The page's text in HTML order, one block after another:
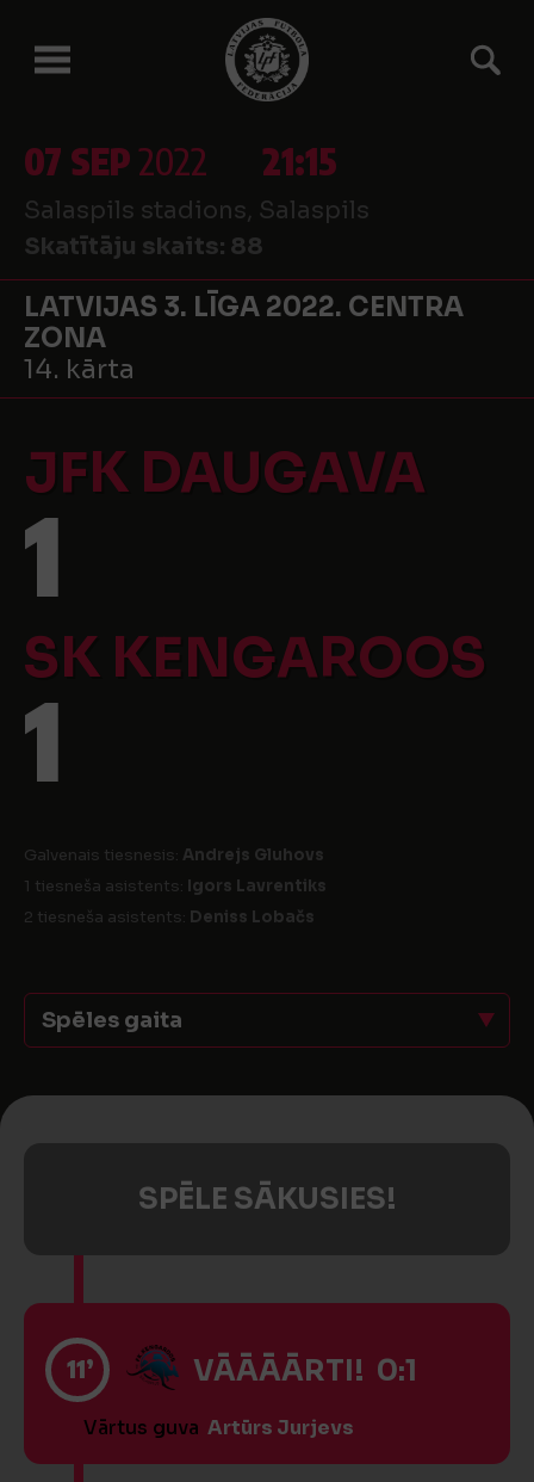
07 SEP2022 21:15
Salaspils stadions, Salaspils
Skatītāju skaits: 88
LATVIJAS 3. LĪGA 2022. CENTRA
ZONA
14. kārta
JFK DAUGAVA
1
SK KENGAROOS
1
Galvenais tiesnesis: Andrejs Gluhovs
1 tiesneša asistents: Igors Lavrentiks
2 tiesneša asistents: Deniss Lobačs
Spēles gaita
SPĒLE SĀKUSIES!
11’ VĀĀĀĀRTI! 0:1
Vārtus guva Artūrs Jurjevs